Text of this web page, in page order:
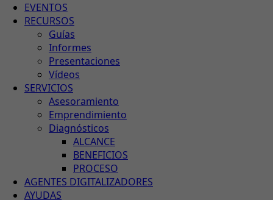
EVENTOS
RECURSOS
Guías
Informes
Presentaciones
Vídeos
SERVICIOS
Asesoramiento
Emprendimiento
Diagnósticos
ALCANCE
BENEFICIOS
PROCESO
AGENTES DIGITALIZADORES
AYUDAS